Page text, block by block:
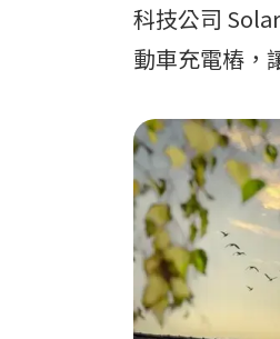
科技公司
動車充電樁，